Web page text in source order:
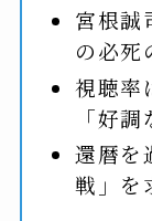
宮根誠
の必死
視聴率
「好
還暦を
戦」を